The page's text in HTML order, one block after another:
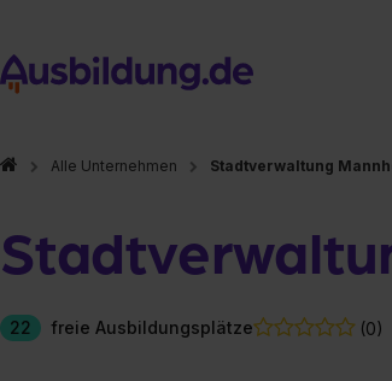
Alle Unternehmen Stadtverwaltung
22 freie Ausbildungsplätze (0)